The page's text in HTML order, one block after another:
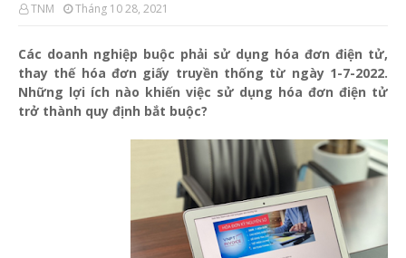
TNM Tháng 10 28, 2021
Các doanh nghiệp buộc phải sử dụng hóa đơn điện tử,
thay thế hóa đơn giấy truyền thống từ ngày 1-7-2022.
Những lợi ích nào khiến việc sử dụng hóa đơn điện tử
trở thành quy định bắt buộc?